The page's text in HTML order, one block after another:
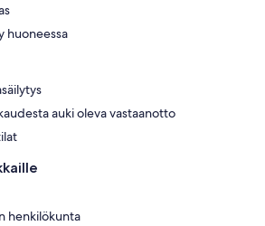
huoneessa
auki oleva vastaanotto
henkilökunta